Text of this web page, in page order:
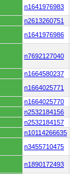
n1641976983
n2613260751
n1641976986
n7692127040
n1664580237
n1664025771
n1664025770
n2532184156
n2532184157
n10114266635
n3455710475
n1890172493